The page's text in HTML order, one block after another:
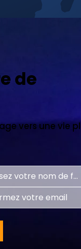
de
vers une vie